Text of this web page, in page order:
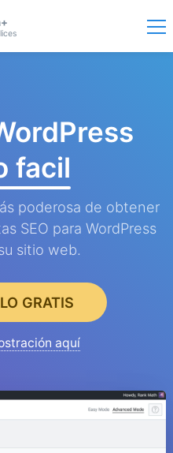
facil
poderosa de obtener
SEO para WordPress
sitio web.
GRATIS
aquí